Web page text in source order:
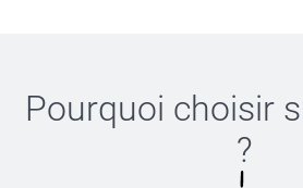
Pourquoi choisir
?